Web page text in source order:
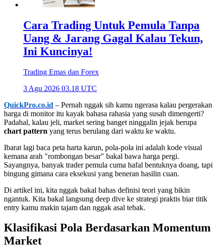
Cara Trading Untuk Pemula Tanpa
Uang & Jarang Gagal Kalau Tekun,
Ini Kuncinya!
Trading Emas dan Forex
3 Agu 2026 03.18 UTC
QuickPro.co.id – Pernah nggak sih kamu ngerasa kalau pergerakan
harga di monitor itu kayak bahasa rahasia yang susah dimengerti?
Padahal, kalau jeli, market sering banget ninggalin jejak berupa
chart pattern yang terus berulang dari waktu ke waktu.
Ibarat lagi baca peta harta karun, pola-pola ini adalah kode visual
kemana arah "rombongan besar" bakal bawa harga pergi.
Sayangnya, banyak trader pemula cuma hafal bentuknya doang, tapi
bingung gimana cara eksekusi yang beneran hasilin cuan.
Di artikel ini, kita nggak bakal bahas definisi teori yang bikin
ngantuk. Kita bakal langsung deep dive ke strategi praktis biar titik
entry kamu makin tajam dan nggak asal tebak.
Klasifikasi Pola Berdasarkan Momentum
Market